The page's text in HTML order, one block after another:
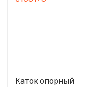
Каток опорный